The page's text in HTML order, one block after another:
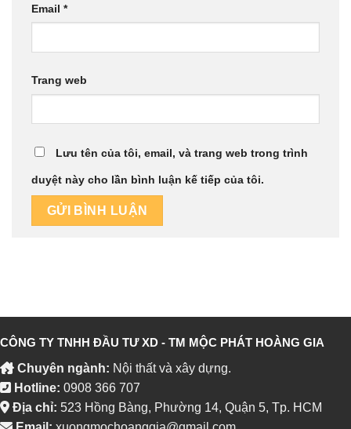
Email *
Trang web
Lưu tên của tôi, email, và trang web trong trình
duyệt này cho lần bình luận kế tiếp của tôi.
CÔNG TY TNHH ĐẦU TƯ XD - TM MỘC PHÁT HOÀNG GIA
Chuyên ngành: Nội thất và xây dựng.
Hotline: 0908 366 707
Địa chỉ: 523 Hồng Bàng, Phường 14, Quận 5, Tp. HCM